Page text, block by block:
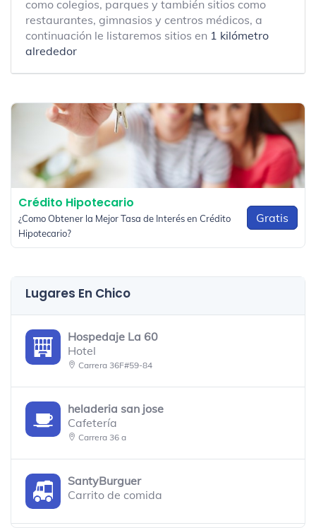
como colegios, parques y también sitios como
restaurantes, gimnasios y centros médicos, a
continuación le listaremos sitios en 1 kilómetro
alrededor
Crédito Hipotecario
¿Como Obtener la Mejor Tasa de Interés en Crédito
Hipotecario?
Gratis
Lugares En Chico
Hospedaje La 60
Hotel
Carrera 36F#59-84
heladeria san jose
Cafetería
Carrera 36 a
SantyBurguer
Carrito de comida